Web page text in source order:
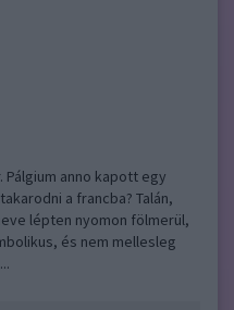
Pálgium anno kapott egy
a francba? Talán,
lépten nyomon fölmerül,
és nem mellesleg